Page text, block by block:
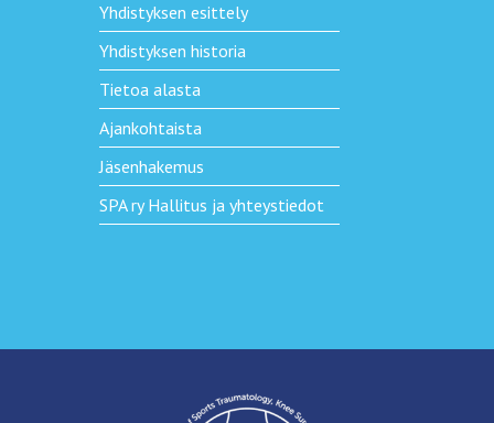
Yhdistyksen esittely
Yhdistyksen historia
Tietoa alasta
Ajankohtaista
Jäsenhakemus
SPA ry Hallitus ja yhteystiedot